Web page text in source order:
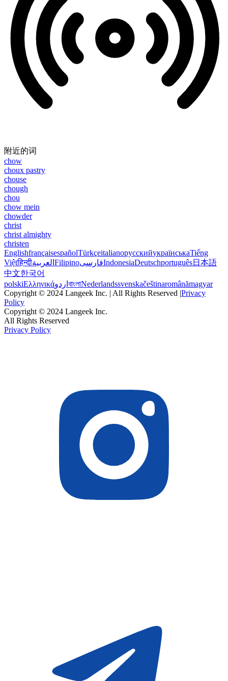
附近的词
chow
choux pastry
chouse
chough
chou
chow mein
chowder
christ
christ almighty
christen
EnglishfrançaisespañolTürkçeitalianoрусскийукраїнськаTiếng
Việtहिन्दीالعربية FilipinoفارسیIndonesiaDeutschportuguês日本語
中文한국어
polskiΕλληνικάاردو বাংলাNederlandssvenskačeštinaromânămagyar
Copyright © 2024 Langeek Inc. | All Rights Reserved |Privacy
Policy
Copyright © 2024 Langeek Inc.
All Rights Reserved
Privacy Policy